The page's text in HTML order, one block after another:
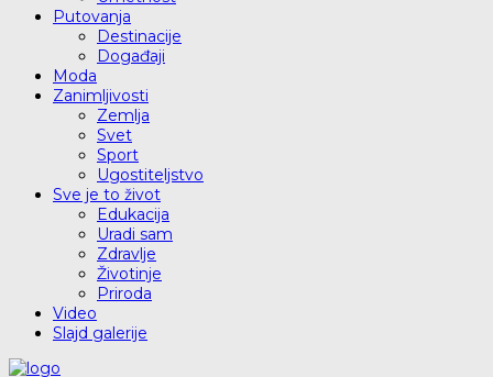
Putovanja
Destinacije
Događaji
Moda
Zanimljivosti
Zemlja
Svet
Sport
Ugostiteljstvo
Sve je to život
Edukacija
Uradi sam
Zdravlje
Životinje
Priroda
Video
Slajd galerije